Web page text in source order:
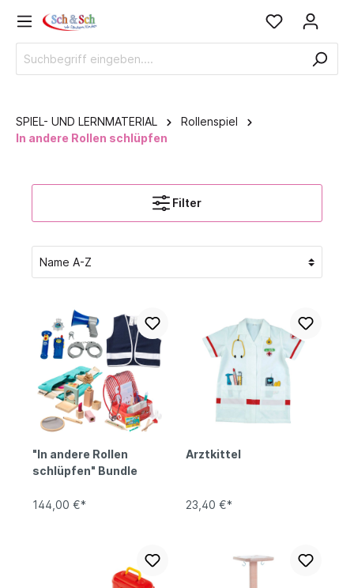
SPIEL- UND LERNMATERIAL
Rollenspiel
In andere Rollen schlüpfen
Filter
"In andere Rollen
schlüpfen" Bundle
144,00 €*
Arztkittel
23,40 €*